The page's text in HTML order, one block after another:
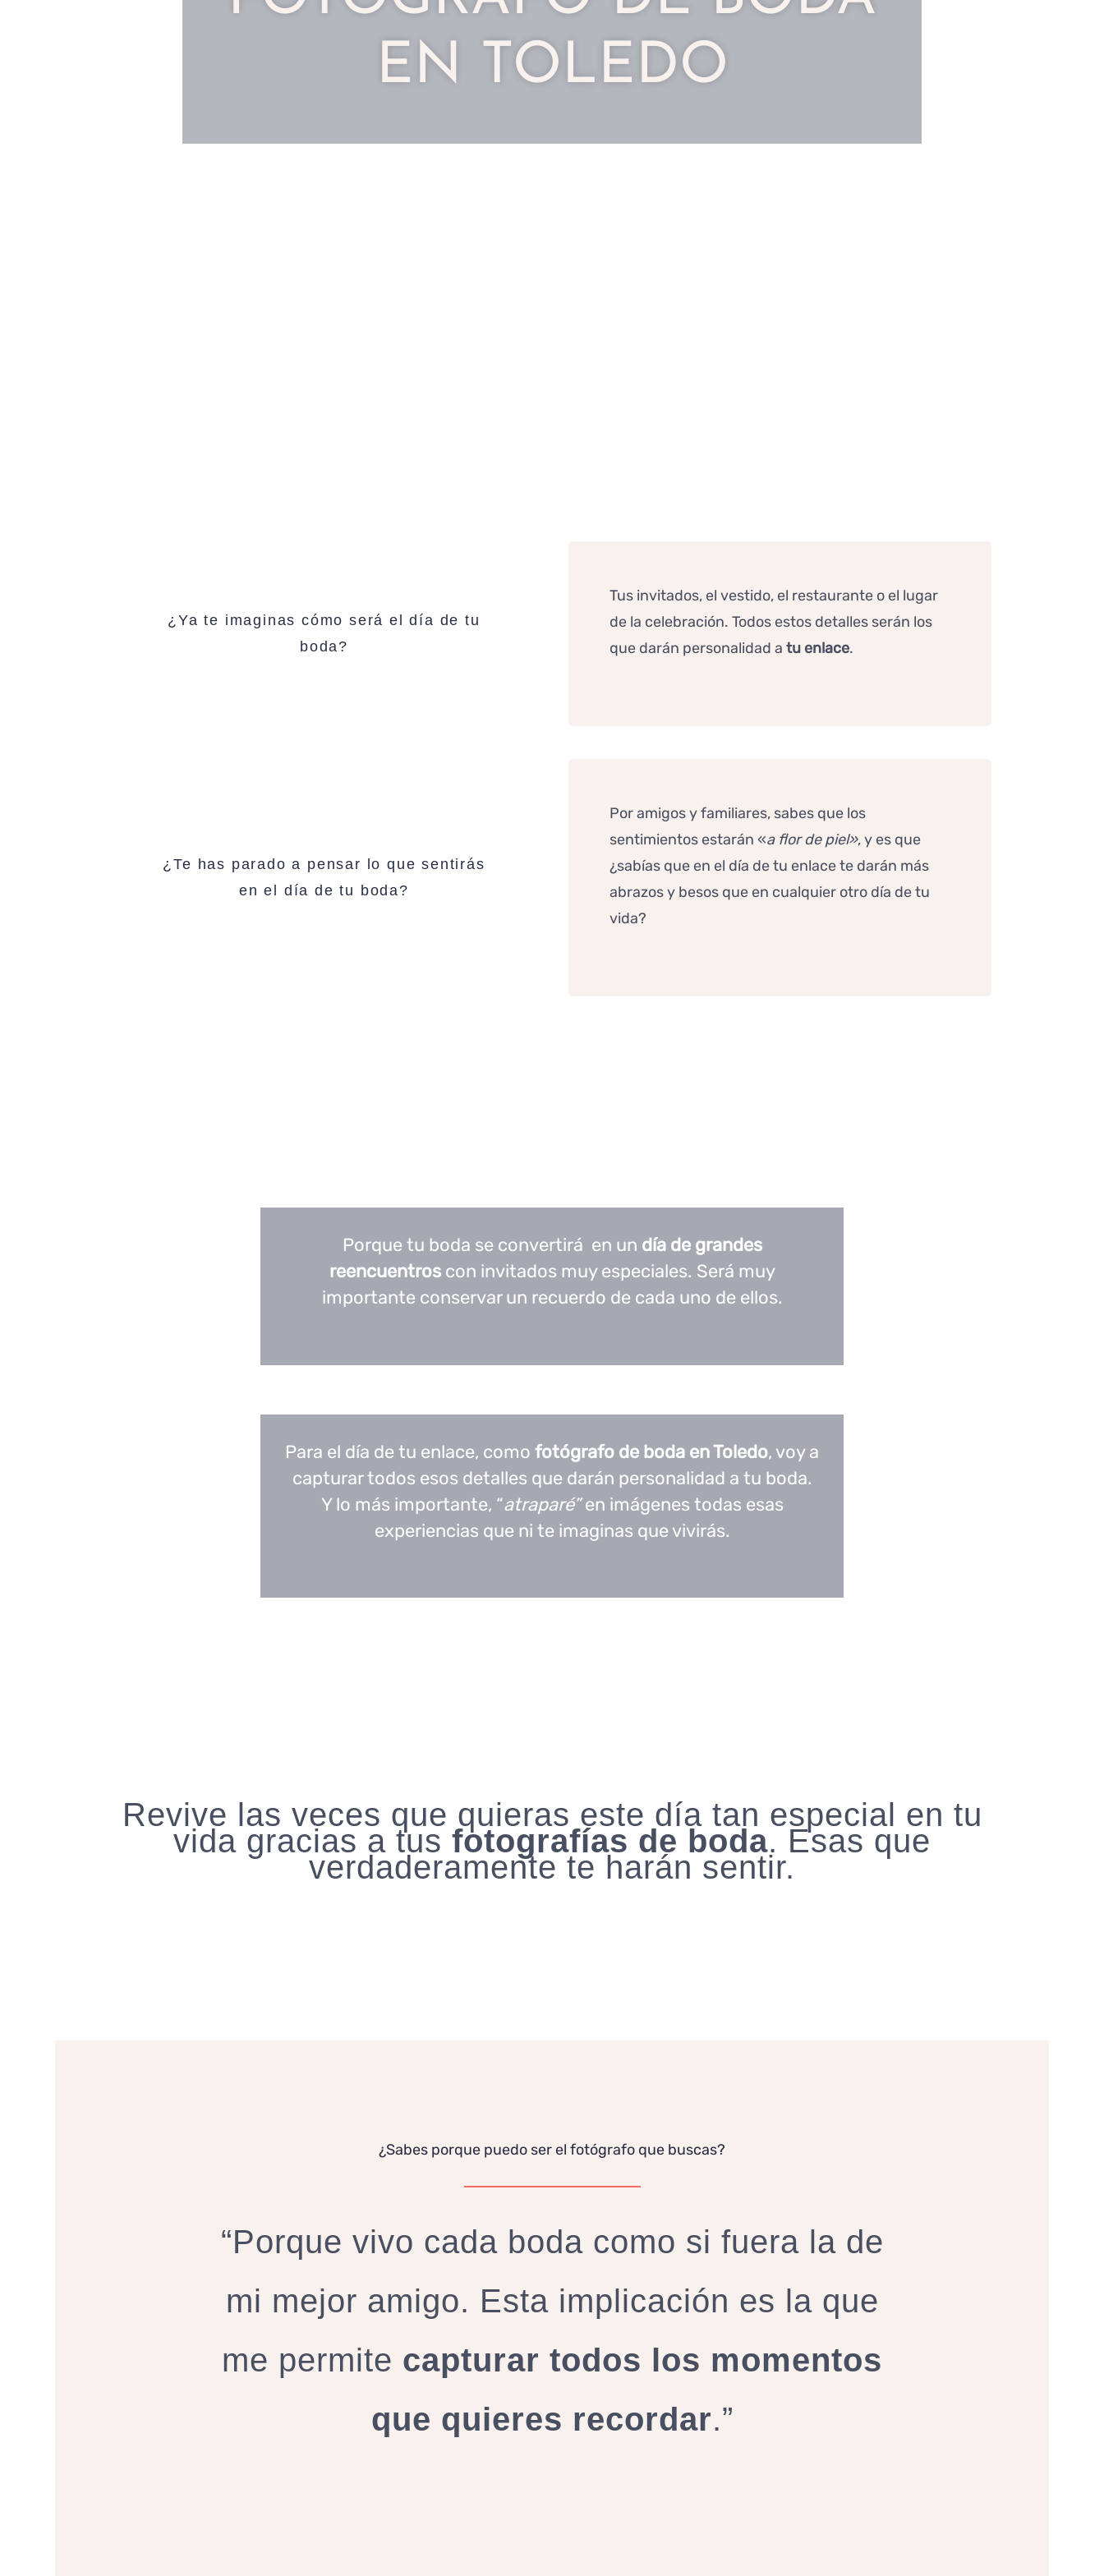
EN TOLEDO
¿Ya te imaginas cómo será el día de tu
boda?
Tus invitados, el vestido, el restaurante o el lugar
de la celebración. Todos estos detalles serán los
que darán personalidad a tu enlace.
¿Te has parado a pensar lo que sentirás
en el día de tu boda?
Por amigos y familiares, sabes que los
sentimientos estarán «a flor de piel», y es que
¿sabías que en el día de tu enlace te darán más
abrazos y besos que en cualquier otro día de tu
vida?
Porque tu boda se convertirá en un día de grandes
reencuentros con invitados muy especiales. Será muy
importante conservar un recuerdo de cada uno de ellos.
Para el día de tu enlace, como fotógrafo de boda en Toledo, voy a
capturar todos esos detalles que darán personalidad a tu boda.
Y lo más importante, “atraparé”en imágenes todas esas
experiencias que ni te imaginas que vivirás.
Revive las veces que quieras este día tan especial en tu
vida gracias a tus fotografías de boda. Esas que
verdaderamente te harán sentir.
¿Sabes porque puedo ser el fotógrafo que buscas?
“Porque vivo cada boda como si fuera la de
mi mejor amigo. Esta implicación es la que
me permite capturar todos los momentos
que quieres recordar.”